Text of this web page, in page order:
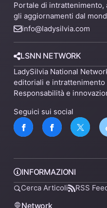
Portale di
gli aggiornamenti dal
info@ladysilvia.com
LSNN NETWORK
LadySilvia National
editoriali e intrattenimento
Responsabilità e
Seguici sui social
INFORMAZIONI
Cerca Articoli RSS
Network